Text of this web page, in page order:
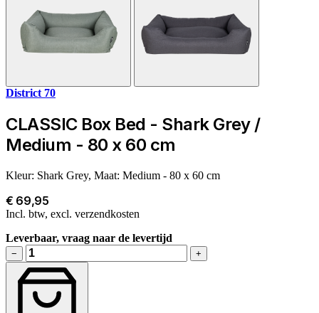
District 70
CLASSIC Box Bed - Shark Grey /
Medium - 80 x 60 cm
Kleur: Shark Grey, Maat: Medium - 80 x 60 cm
€ 69,95
Incl. btw, excl. verzendkosten
Leverbaar, vraag naar de levertijd
− +